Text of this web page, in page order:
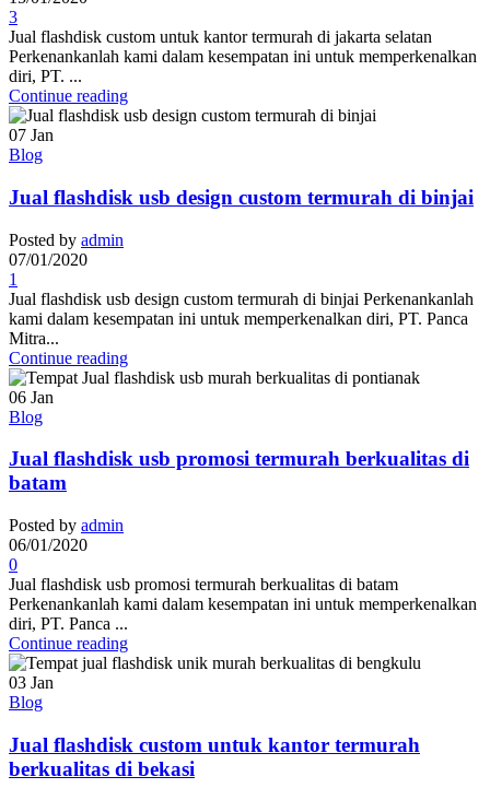
3
Jual flashdisk custom untuk kantor termurah di jakarta selatan
Perkenankanlah kami dalam kesempatan ini untuk memperkenalkan
diri, PT. ...
Continue reading
07 Jan
Blog
Jual flashdisk usb design custom termurah di binjai
Posted by admin
07/01/2020
1
Jual flashdisk usb design custom termurah di binjai Perkenankanlah
kami dalam kesempatan ini untuk memperkenalkan diri, PT. Panca
Mitra...
Continue reading
06 Jan
Blog
Jual flashdisk usb promosi termurah berkualitas di
batam
Posted by admin
06/01/2020
0
Jual flashdisk usb promosi termurah berkualitas di batam
Perkenankanlah kami dalam kesempatan ini untuk memperkenalkan
diri, PT. Panca ...
Continue reading
03 Jan
Blog
Jual flashdisk custom untuk kantor termurah
berkualitas di bekasi